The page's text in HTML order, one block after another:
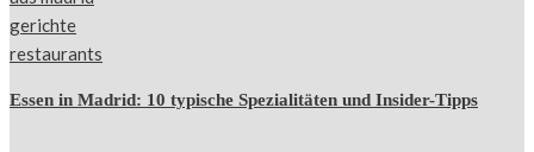
Essen in Madrid: 10 typische Spezialitäten und Insider-Tipps